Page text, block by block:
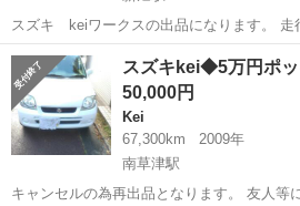
スズキ keiワークスの出品になります。 走行距離170000キロになり
ます。 現在は一時抹消中になります。 レカロシートついています。
タイヤ溝まだまだあります。 5MT,4WDでターボになります。 詳しく
はわ...
滋賀 高島市 新旭駅 Kei 車
スズキkei◆5万円ポ
50,000円
Kei
67,300km
2009年
南草津駅
キャンセルの為再出品となります。 友人等